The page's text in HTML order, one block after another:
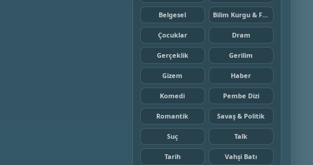
Belgesel Bilim Kurgu & Fantazi
Çocuklar Dram
Gerçeklik Gerilim
Gizem Haber
Komedi Pembe Dizi
Romantik Savaş & Politik
Suç Talk
Tarih Vahşi Batı